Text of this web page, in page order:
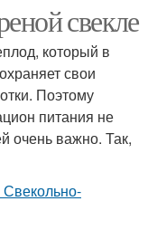
свекле
который в
свои
Поэтому
питания не
очень важно. Так,